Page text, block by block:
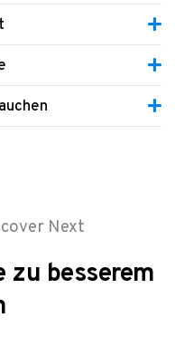
Next
besserem